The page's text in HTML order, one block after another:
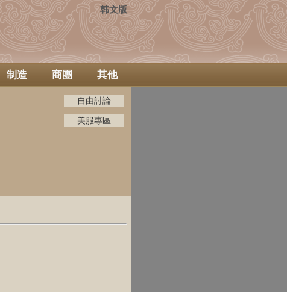
韩文版
制造 商團 其他
自由討論
美服專區